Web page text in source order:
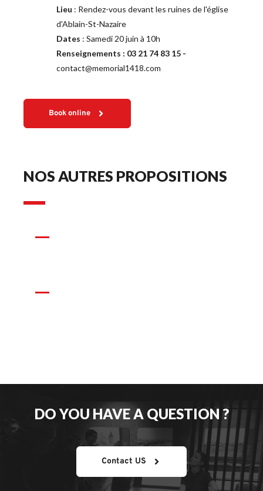
Lieu : Rendez-vous devant les ruines de l'église
d'Ablain-St-Nazaire
Dates : Samedi 20 juin à 10h
contact@memorial1418.com
Book online
NOS AUTRES PROPOSITIONS
DO YOU HAVE A QUESTION ?
Contact US